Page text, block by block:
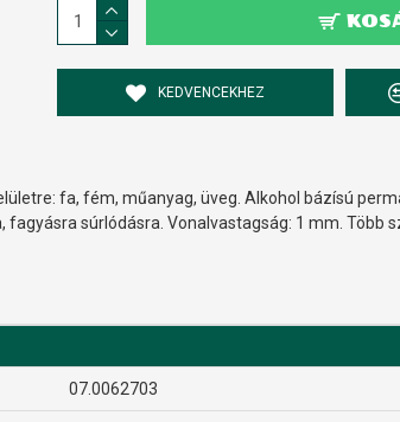
KEDVENCEKHEZ
fa, fém, műanyag, üveg. Alkohol bázísú
súrlódásra. Vonalvastagság: 1 mm. Több
07.0062703